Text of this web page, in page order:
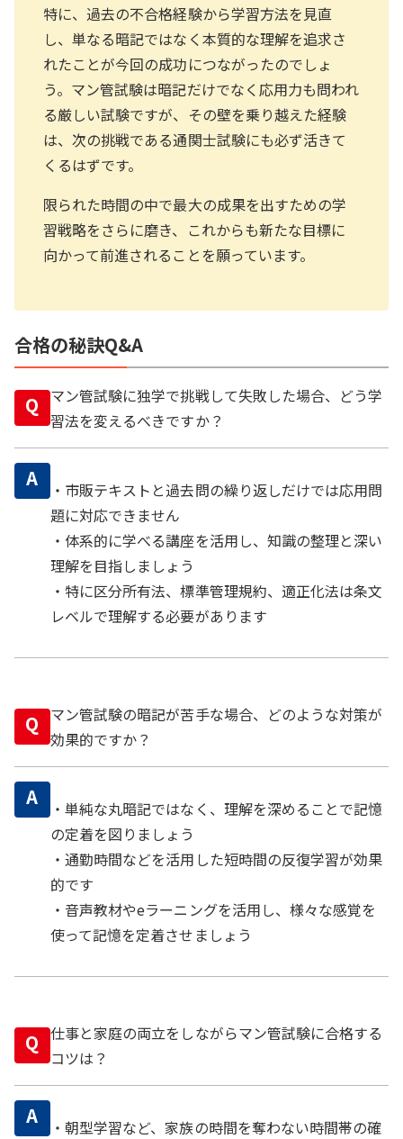
特に、過去の不合格経験から学習方法を見直
し、単なる暗記ではなく本質的な理解を追求さ
れたことが今回の成功につながったのでしょ
う。マン管試験は暗記だけでなく応用力も問われ
る厳しい試験ですが、その壁を乗り越えた経験
は、次の挑戦である通関士試験にも必ず活きて
くるはずです。
限られた時間の中で最大の成果を出すための学
習戦略をさらに磨き、これからも新たな目標に
向かって前進されることを願っています。
合格の秘訣Q&A
Q
マン管試験に独学で挑戦して失敗した場合、どう学
習法を変えるべきですか？
A
・市販テキストと過去問の繰り返しだけでは応用問
題に対応できません
・体系的に学べる講座を活用し、知識の整理と深い
理解を目指しましょう
・特に区分所有法、標準管理規約、適正化法は条文
レベルで理解する必要があります
Q
マン管試験の暗記が苦手な場合、どのような対策が
効果的ですか？
A
・単純な丸暗記ではなく、理解を深めることで記憶
の定着を図りましょう
・通勤時間などを活用した短時間の反復学習が効果
的です
・音声教材やeラーニングを活用し、様々な感覚を
使って記憶を定着させましょう
Q 仕事と家庭の両立をしながらマン管試験に合格する
コツは？
A
・朝型学習など、家族の時間を奪わない時間帯の確